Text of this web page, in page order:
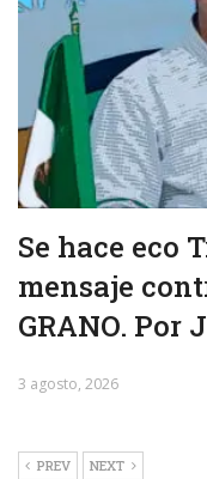
Se hace eco
mensaje
GRANO. Por
3 agosto, 2026
PREV NEXT